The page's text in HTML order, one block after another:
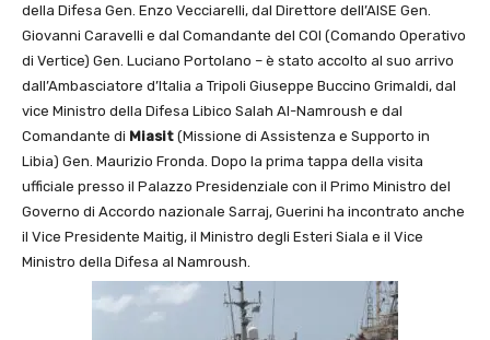
della Difesa Gen. Enzo Vecciarelli, dal Direttore dell’AISE Gen.
Giovanni Caravelli e dal Comandante del COI (Comando Operativo
di Vertice) Gen. Luciano Portolano – è stato accolto al suo arrivo
dall’Ambasciatore d’Italia a Tripoli Giuseppe Buccino Grimaldi, dal
vice Ministro della Difesa Libico Salah Al-Namroush e dal
Comandante di Miasit (Missione di Assistenza e Supporto in
Libia) Gen. Maurizio Fronda. Dopo la prima tappa della visita
ufficiale presso il Palazzo Presidenziale con il Primo Ministro del
Governo di Accordo nazionale Sarraj, Guerini ha incontrato anche
il Vice Presidente Maitig, il Ministro degli Esteri Siala e il Vice
Ministro della Difesa al Namroush.